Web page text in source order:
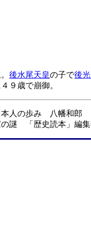
後水尾天皇の子で後
４９歳で崩御。
人の歩み 八幡和郎
謎 「歴史読本」編